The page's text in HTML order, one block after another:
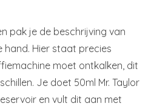
pak je de beschrijving van
hand. Hier staat precies
moet ontkalken, dit
Je doet 50ml Mr. Taylor
en vult dit aan met